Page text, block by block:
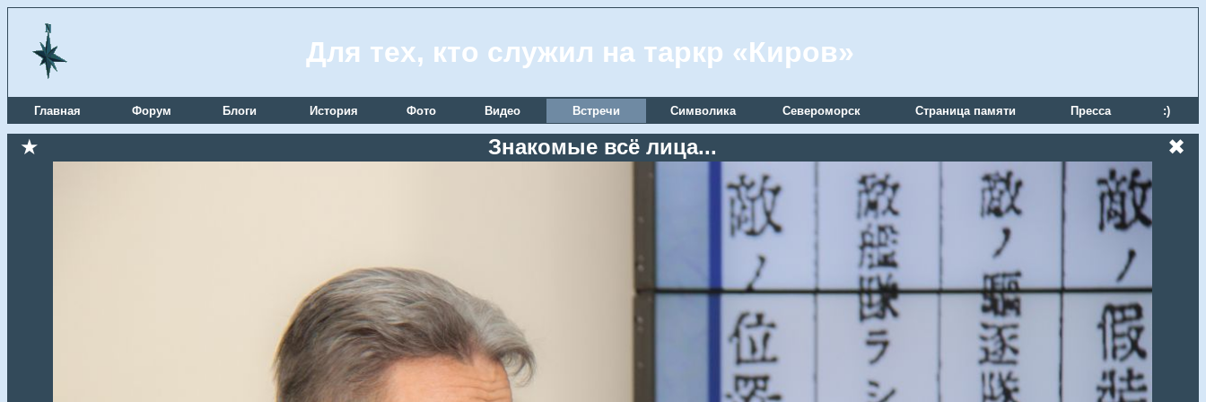
Для тех, кто служил на таркр «Киров»
Главная Форум Блоги История Фото Видео Встречи Символика Североморск Страница памяти Пресса :)
★ Знакомые всё лица... ✖